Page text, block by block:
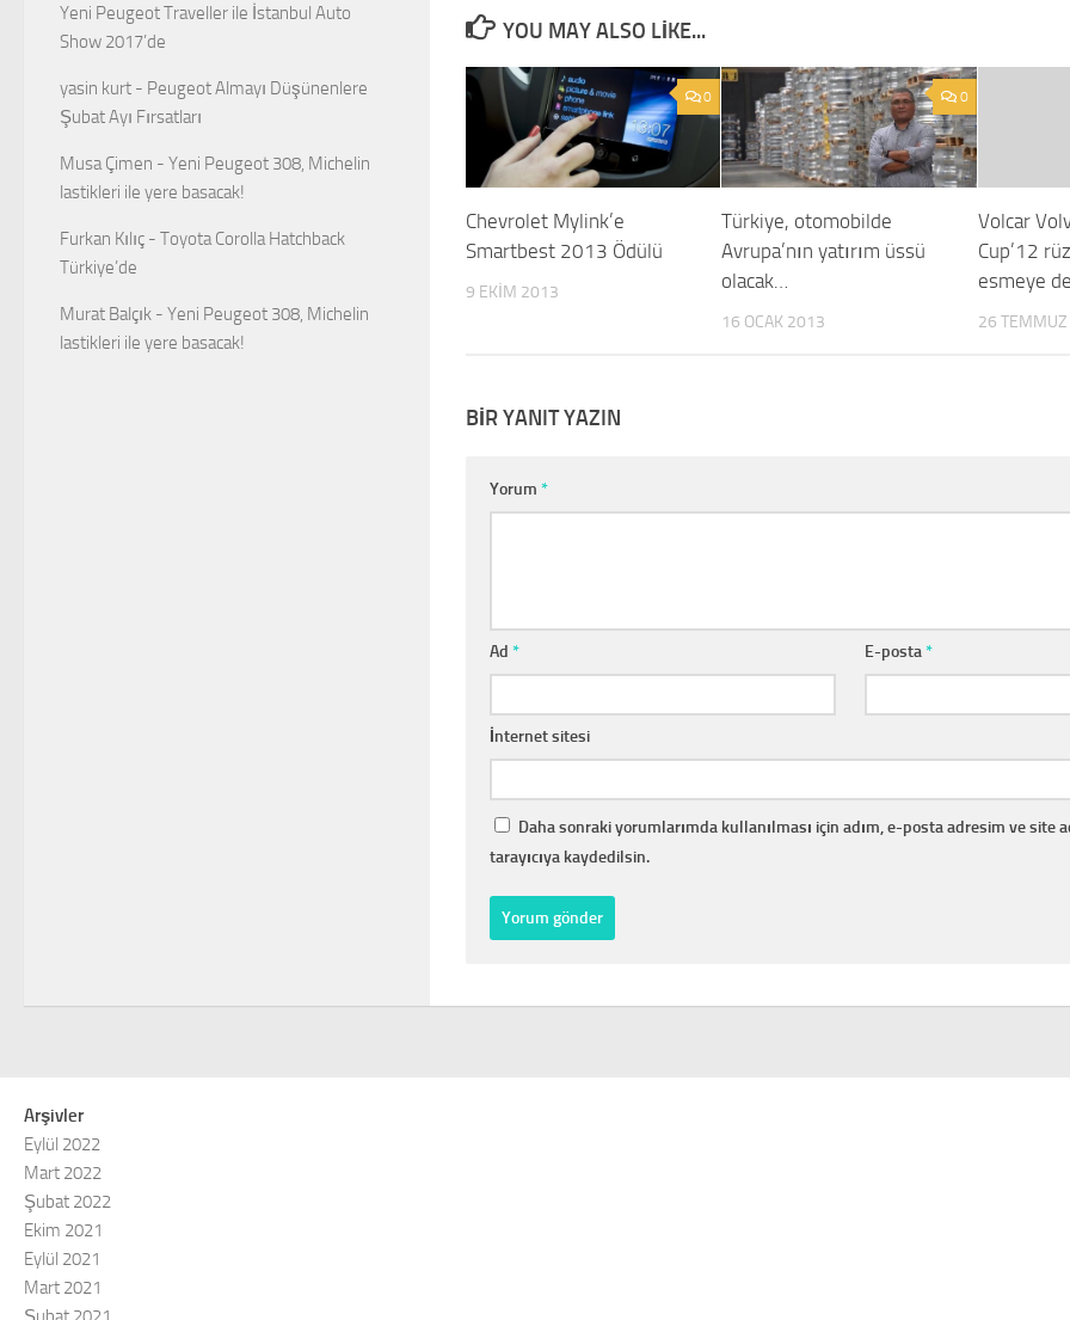
YOU MAY ALSO LIKE...
0
Chevrolet Mylink’e
Smartbest 2013 Ödülü
9 EKIM 2013
0
Türkiye, otomobilde
Avrupa’nın yatırım üssü
olacak…
16 OCAK 2013
Volcar
Cup’12
esmeye
26
BIR YANIT YAZIN
Yorum *
Ad * E-posta*
İnternet sitesi
Daha sonraki yorumlarımda kullanılması için adım, e-posta adresim ve site
tarayıcıya kaydedilsin.
Yeni Peugeot Traveller ile İstanbul Auto
Show 2017’de
yasin kurt - Peugeot Almayı Düşünenlere
Şubat Ayı Fırsatları
Musa Çimen - Yeni Peugeot 308, Michelin
lastikleri ile yere basacak!
Furkan Kılıç - Toyota Corolla Hatchback
Türkiye’de
Murat Balçık - Yeni Peugeot 308, Michelin
lastikleri ile yere basacak!
Arşivler
Eylül 2022
Mart 2022
Şubat 2022
Ekim 2021
Eylül 2021
Mart 2021